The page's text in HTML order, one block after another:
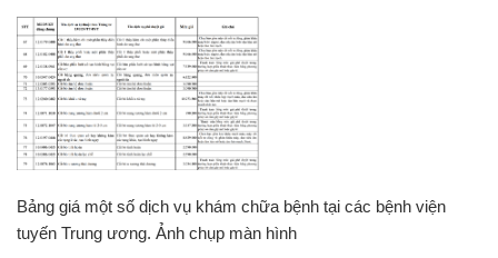
Bảng giá một số dịch vụ khám chữa bệnh tại các bệnh viện
tuyến Trung ương. Ảnh chụp màn hình